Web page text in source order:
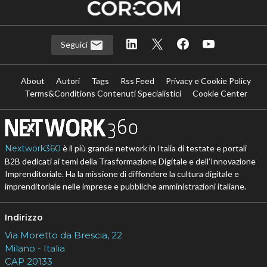
Seguici
About Autori Tags Rss Feed
Privacy e Cookie Policy
Terms&Conditions Contenuti Specialistici
Cookie Center
Nextwork360 è il più grande network in Italia di testate e portali
B2B dedicati ai temi della Trasformazione Digitale e dell’Innovazione
Imprenditoriale. Ha la missione di diffondere la cultura digitale e
imprenditoriale nelle imprese e pubbliche amministrazioni italiane.
Indirizzo
Via Moretto da Brescia, 22
Milano - Italia
CAP 20133